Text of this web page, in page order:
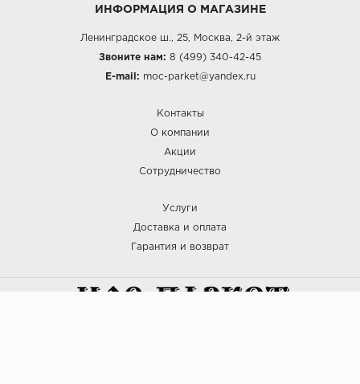
ИНФОРМАЦИЯ О МАГАЗИНЕ
Ленинградское ш., 25, Москва, 2-й этаж
Звоните нам: 8 (499) 340-42-45
E-mail: moc-parket@yandex.ru
Контакты
О компании
Акции
Сотрудничество
Услуги
Доставка и оплата
Гарантия и возврат